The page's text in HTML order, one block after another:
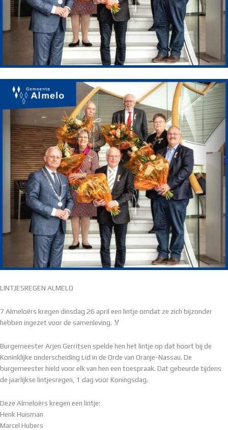
LINTJESREGEN ALMELO
7 Almeloërs kregen dinsdag 26 april een lintje omdat ze zich bijzonder
hebben ingezet voor de samenleving. 🏅
Burgemeester Arjen Gerritsen spelde hen het lintje op dat hoort bij de
Koninklijke onderscheiding Lid in de Orde van Oranje-Nassau. De
burgemeester hield voor elk van hen een toespraak. Dat gebeurde tijdens
de jaarlijkse lintjesregen, 1 dag voor Koningsdag.
Deze Almeloërs kregen een lintje:
Henk Huisman
Marcel Hubers